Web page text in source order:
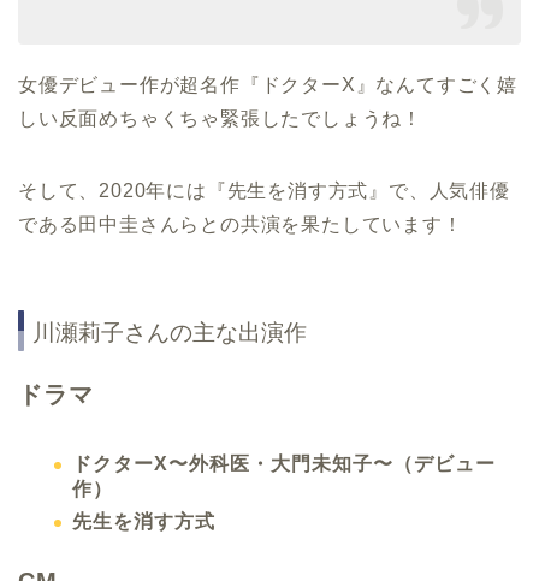
女優デビュー作が超名作『ドクターX』なんてすごく嬉
しい反面めちゃくちゃ緊張したでしょうね！
そして、2020年には『先生を消す方式』で、人気俳優
である田中圭さんらとの共演を果たしています！
川瀬莉子さんの主な出演作
ドラマ
ドクターX〜外科医・大門未知子〜（デビュー
作）
先生を消す方式